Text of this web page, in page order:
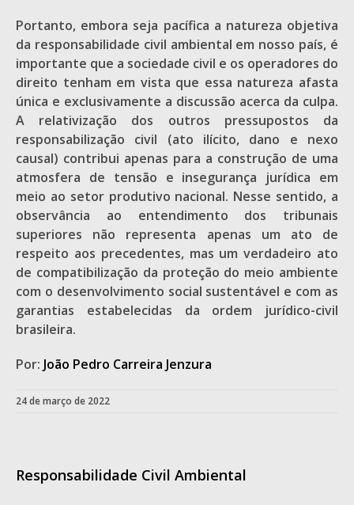
Portanto, embora seja pacífica a natureza objetiva
da responsabilidade civil ambiental em nosso país, é
importante que a sociedade civil e os operadores do
direito tenham em vista que essa natureza afasta
única e exclusivamente a discussão acerca da culpa.
A relativização dos outros pressupostos da
responsabilização civil (ato ilícito, dano e nexo
causal) contribui apenas para a construção de uma
atmosfera de tensão e insegurança jurídica em
meio ao setor produtivo nacional. Nesse sentido, a
observância ao entendimento dos tribunais
superiores não representa apenas um ato de
respeito aos precedentes, mas um verdadeiro ato
de compatibilização da proteção do meio ambiente
com o desenvolvimento social sustentável e com as
garantias estabelecidas da ordem jurídico-civil
brasileira.
Por: João Pedro Carreira Jenzura
24 de março de 2022
Responsabilidade Civil Ambiental